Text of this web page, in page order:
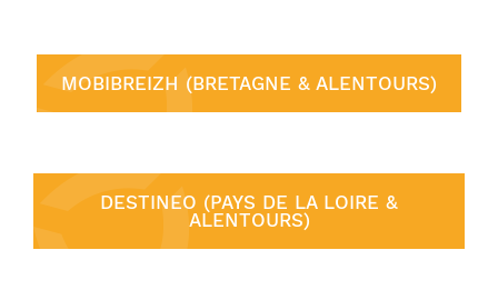
MOBIBREIZH (BRETAGNE & ALENTOURS)
DESTINEO (PAYS DE LA LOIRE &
ALENTOURS)